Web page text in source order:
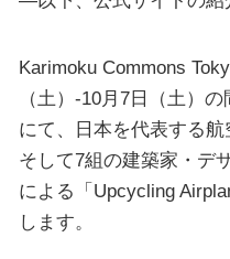
Karimoku Commons
（土）-10月7日（土）
にて、日本を代表する航
そして7組の建築家・デ
による「Upcycling
します。